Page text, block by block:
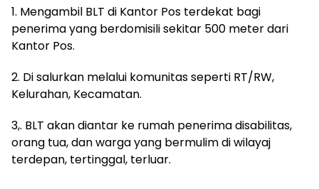
1. Mengambil BLT di Kantor Pos terdekat bagi
penerima yang berdomisili sekitar 500 meter dari
Kantor Pos.
2. Di salurkan melalui komunitas seperti RT/RW,
Kelurahan, Kecamatan.
3,. BLT akan diantar ke rumah penerima disabilitas,
orang tua, dan warga yang bermulim di wilayaj
terdepan, tertinggal, terluar.